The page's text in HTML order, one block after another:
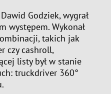
Godziek, wygrał
występem. Wykonał
takich jak
czy cashroll,
listy był w stanie
truckdriver 360°